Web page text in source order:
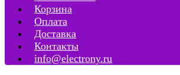
Корзина
Оплата
Доставка
Контакты
info@electrony.ru